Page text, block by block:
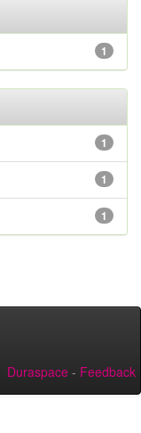
1
1
1
1
Duraspace - Feedback